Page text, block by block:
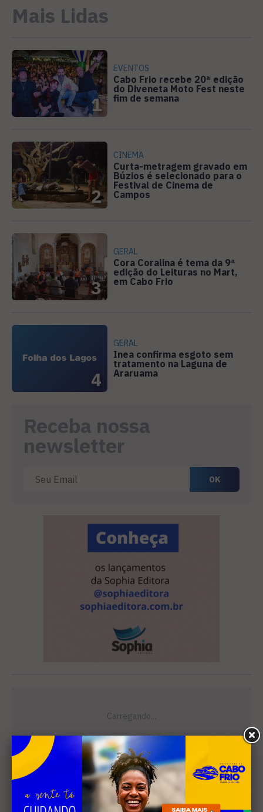
Mais Lidas
1
EVENTOS
Cabo Frio recebe 20ª edição
do Diveneta Moto Fest neste
fim de semana
2
CINEMA
Curta-metragem gravado em
Búzios é selecionado para o
Festival de Cinema de
Campos
3
GERAL
Cora Coralina é tema da 9ª
edição do Leituras no Mart,
em Cabo Frio
4
GERAL
Inea confirma esgoto sem
tratamento na Laguna de
Araruama
Receba nossa
newsletter
Leia Também
SANEAMENTO